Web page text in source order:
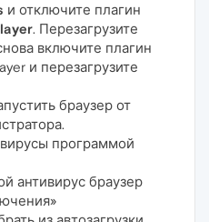
и отключите плагин
. Перезагрузите
включите плагин
и перезагрузите
браузер от
программой
антивирус браузер